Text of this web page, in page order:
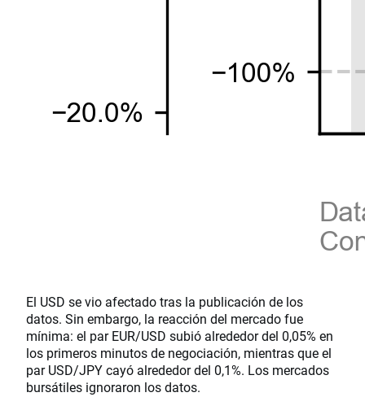
El USD se vio afectado tras la publicación de los
datos. Sin embargo, la reacción del mercado fue
mínima: el par EUR/USD subió alrededor del 0,05% en
los primeros minutos de negociación, mientras que el
par USD/JPY cayó alrededor del 0,1%. Los mercados
bursátiles ignoraron los datos.